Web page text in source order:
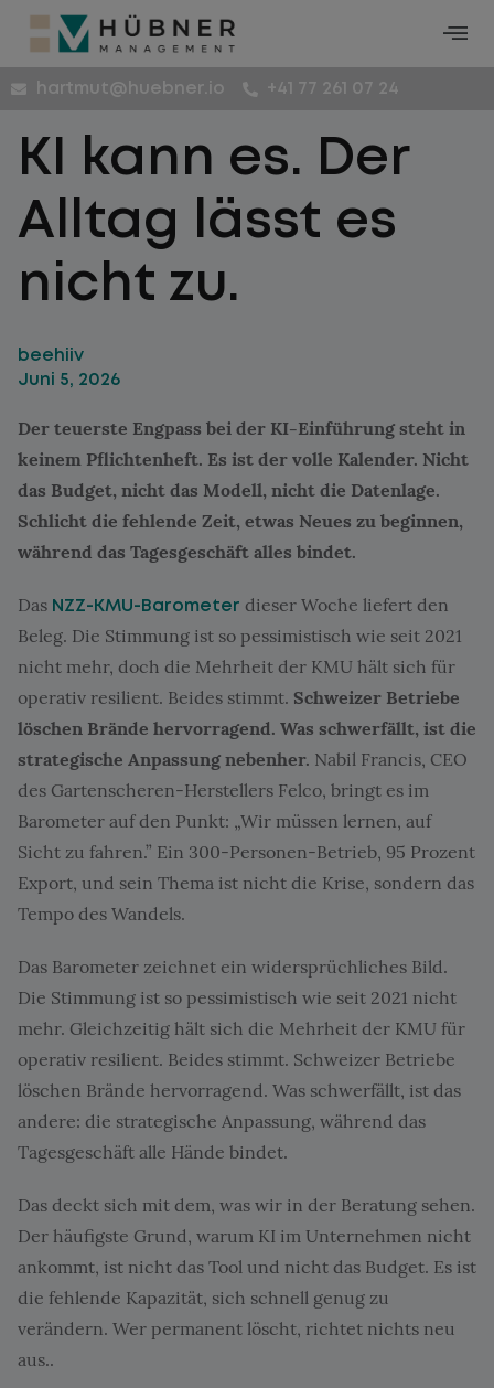
hartmut@huebner.io +41 77 261 07 24
KI kann es. Der
Alltag lässt es
nicht zu.
beehiiv
Juni 5, 2026
Der teuerste Engpass bei der KI-Einführung steht in
keinem Pflichtenheft. Es ist der volle Kalender. Nicht
das Budget, nicht das Modell, nicht die Datenlage.
Schlicht die fehlende Zeit, etwas Neues zu beginnen,
während das Tagesgeschäft alles bindet.
Das NZZ-KMU-Barometer dieser Woche liefert den
Beleg. Die Stimmung ist so pessimistisch wie seit 2021
nicht mehr, doch die Mehrheit der KMU hält sich für
operativ resilient. Beides stimmt. Schweizer Betriebe
löschen Brände hervorragend. Was schwerfällt, ist die
strategische Anpassung nebenher. Nabil Francis, CEO
des Gartenscheren-Herstellers Felco, bringt es im
Barometer auf den Punkt: „Wir müssen lernen, auf
Sicht zu fahren.” Ein 300-Personen-Betrieb, 95 Prozent
Export, und sein Thema ist nicht die Krise, sondern das
Tempo des Wandels.
Das Barometer zeichnet ein widersprüchliches Bild.
Die Stimmung ist so pessimistisch wie seit 2021 nicht
mehr. Gleichzeitig hält sich die Mehrheit der KMU für
operativ resilient. Beides stimmt. Schweizer Betriebe
löschen Brände hervorragend. Was schwerfällt, ist das
andere: die strategische Anpassung, während das
Tagesgeschäft alle Hände bindet.
Das deckt sich mit dem, was wir in der Beratung sehen.
Der häufigste Grund, warum KI im Unternehmen nicht
ankommt, ist nicht das Tool und nicht das Budget. Es ist
die fehlende Kapazität, sich schnell genug zu
verändern. Wer permanent löscht, richtet nichts neu
aus..